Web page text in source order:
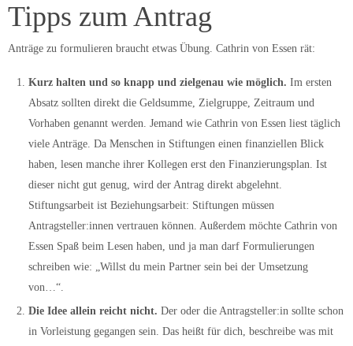
Tipps zum Antrag
Anträge zu formulieren braucht etwas Übung. Cathrin von Essen rät:
Kurz halten und so knapp und zielgenau wie möglich. Im ersten
Absatz sollten direkt die Geldsumme, Zielgruppe, Zeitraum und
Vorhaben genannt werden. Jemand wie Cathrin von Essen liest täglich
viele Anträge. Da Menschen in Stiftungen einen finanziellen Blick
haben, lesen manche ihrer Kollegen erst den Finanzierungsplan. Ist
dieser nicht gut genug, wird der Antrag direkt abgelehnt.
Stiftungsarbeit ist Beziehungsarbeit: Stiftungen müssen
Antragsteller:innen vertrauen können. Außerdem möchte Cathrin von
Essen Spaß beim Lesen haben, und ja man darf Formulierungen
schreiben wie: „Willst du mein Partner sein bei der Umsetzung
von…“.
Die Idee allein reicht nicht. Der oder die Antragsteller:in sollte schon
in Vorleistung gegangen sein. Das heißt für dich, beschreibe was mit